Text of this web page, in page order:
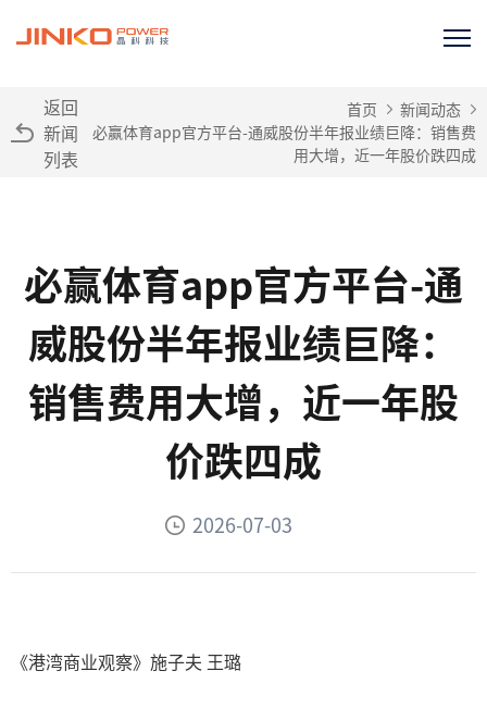
返回
新闻
列表
首页
新闻动态
必赢体育app官方平台-通威股份半年报业绩巨降：销售费
用大增，近一年股价跌四成
必赢体育app官方平台-通
威股份半年报业绩巨降：
销售费用大增，近一年股
价跌四成
2026-07-03
《港湾商业观察》施子夫 王璐